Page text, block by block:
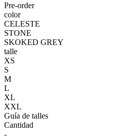
Pre-order
color
CELESTE
STONE
SKOKED GREY
talle
XS
S
M
L
XL
XXL
Guía de talles
Cantidad
-